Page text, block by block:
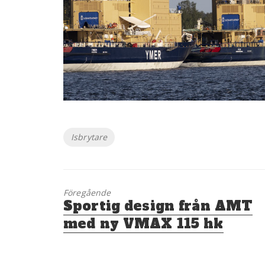
Etiketter
Isbrytare
Föregående
Föregående
inlägg:
Sportig design från AMT
med ny VMAX 115 hk